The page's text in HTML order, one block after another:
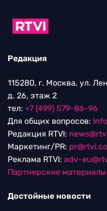
Редакция
115280, г. Москва, ул.
д. 26, этаж 2
тел: +7 (499) 579-86-96
Для общих вопросов:
Редакция RTVI:
Маркетинг/PR:
Реклама RTVI: adv-
Партнерские материалы
Достойные новости